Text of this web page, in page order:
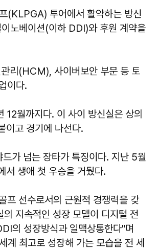
(KLPGA) 투어에서 활약하는 방신
노베이션(이하 DDI)와 후원 계약을
리(HCM), 사이버보안 부문 등 토
이다.
12월까지다. 이 사이 방신실은 상의
이고 경기에 나선다.
가 넘는 장타가 특징이다. 지난 5월
서 생애 첫 우승을 거뒀다.
프 선수로서의 근원적 경쟁력을 갖
의 지속적인 성장 모델이 디지털 전
의 성장방식과 일맥상통한다"며
계 최고로 성장해 가는 모습을 전 세